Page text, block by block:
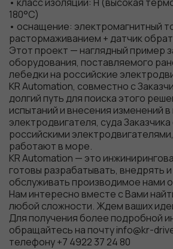
180°C)
• оснащение: электромагнитный
растормаживанием + датчик
Этот проект — наглядный пример
оборудования, поставляемого
лебедки на российские
KR Automation, совместно с
долгий путь для поиска этого
испытаний и внесения изменений
электродвигателя, суда
российскими
работают в море.
KR Automation — это
готовы разрабатывать, внедрять
обслуживать производимое нами
Нам интересно вместе с Вами
любой сложности. Ждем ваших
Для получения более подробной
обращайтесь на почту info@kr-
телефону +7 4922 37 24 80
Для